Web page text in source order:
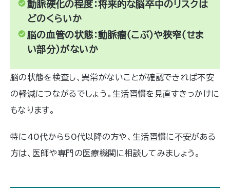
動脈硬化の程度：将来的な脳卒中のリスクは
どのくらいか
脳の血管の状態：動脈瘤（こぶ）や狭窄（せま
い部分）がないか
脳の状態を検査し、異常がないことが確認できれば不安
の軽減につながるでしょう。生活習慣を見直すきっかけに
もなります。
特に40代から50代以降の方や、生活習慣に不安がある
方は、医師や専門の医療機関に相談してみましょう。